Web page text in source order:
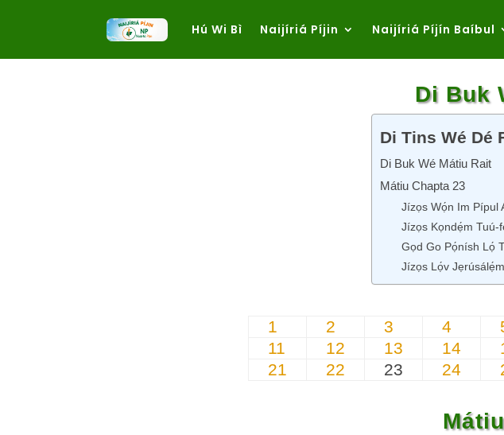
Hú Wi Bì Naijíriá Píjin Naijíriá Píjín Baíbul
Di Buk
Di Tins Wé Dé
Di Buk Wé Mátiu Rait
Mátiu Chapta 23
Jízọs Wọ́n Im Pípul
Jízọs Kọndẹ́m Tuú-
Gọd Go Pọ́nísh Lọ́
Jízọs Lọ́v
1 2 3 4
11
12 13 14
21
22 23 24